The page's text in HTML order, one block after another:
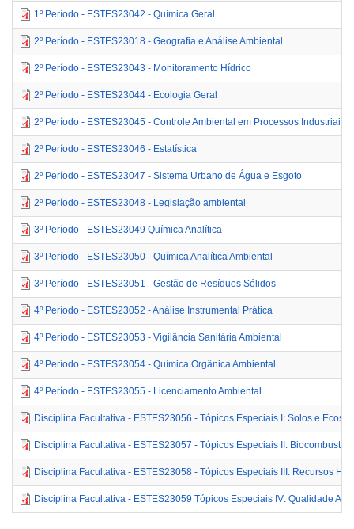
1º Período - ESTES23042 - Química Geral
2º Período - ESTES23018 - Geografia e Análise Ambiental
2º Período - ESTES23043 - Monitoramento Hídrico
2º Período - ESTES23044 - Ecologia Geral
2º Período - ESTES23045 - Controle Ambiental em Processos Industriais
2º Período - ESTES23046 - Estatística
2º Período - ESTES23047 - Sistema Urbano de Água e Esgoto
2º Período - ESTES23048 - Legislação ambiental
3º Período - ESTES23049 Química Analítica
3º Período - ESTES23050 - Química Analítica Ambiental
3º Período - ESTES23051 - Gestão de Resíduos Sólidos
4º Período - ESTES23052 - Análise Instrumental Prática
4º Período - ESTES23053 - Vigilância Sanitária Ambiental
4º Período - ESTES23054 - Química Orgânica Ambiental
4º Período - ESTES23055 - Licenciamento Ambiental
Disciplina Facultativa - ESTES23056 - Tópicos Especiais I: Solos e
Disciplina Facultativa - ESTES23057 - Tópicos Especiais II:
Disciplina Facultativa - ESTES23058 - Tópicos Especiais III: Recursos
Disciplina Facultativa - ESTES23059 Tópicos Especiais IV: Qualidade